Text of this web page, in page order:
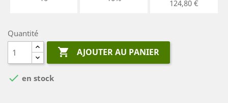
124,80 €
Quantité
 AJOUTER AU PANIER
 en stock